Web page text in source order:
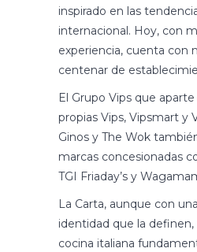
inspirado en las
internacional. Hoy, con
experiencia, cuenta con
centenar de
El Grupo Vips que
propias Vips, Vipsmart y
Ginos y The Wok
marcas concesionadas
TGI Friaday’s y
La Carta, aunque con
identidad que la
cocina italiana